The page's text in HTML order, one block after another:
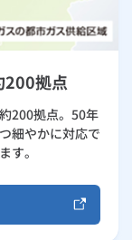
200拠点
200拠点。50年
細やかに対応で
す。